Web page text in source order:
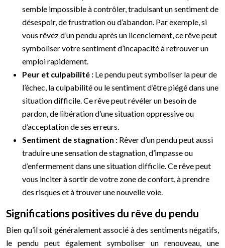
semble impossible à contrôler, traduisant un sentiment de
désespoir, de frustration ou d’abandon. Par exemple, si
vous rêvez d’un pendu après un licenciement, ce rêve peut
symboliser votre sentiment d’incapacité à retrouver un
emploi rapidement.
Peur et culpabilité : Le pendu peut symboliser la peur de
l’échec, la culpabilité ou le sentiment d’être piégé dans une
situation difficile. Ce rêve peut révéler un besoin de
pardon, de libération d’une situation oppressive ou
d’acceptation de ses erreurs.
Sentiment de stagnation : Rêver d’un pendu peut aussi
traduire une sensation de stagnation, d’impasse ou
d’enfermement dans une situation difficile. Ce rêve peut
vous inciter à sortir de votre zone de confort, à prendre
des risques et à trouver une nouvelle voie.
Significations positives du rêve du pendu
Bien qu’il soit généralement associé à des sentiments négatifs,
le pendu peut également symboliser un renouveau, une